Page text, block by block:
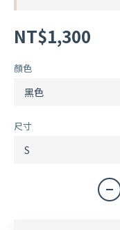
NT$1,300
顏色
尺寸